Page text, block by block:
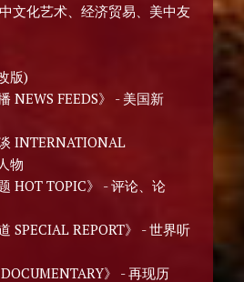
文化艺术、经济贸易、美中友
版)
NEWS FEEDS》 - 美国新
INTERNATIONAL
物
HOT TOPIC》 - 评论、论
SPECIAL REPORT》 - 世界听
》 - 再现历